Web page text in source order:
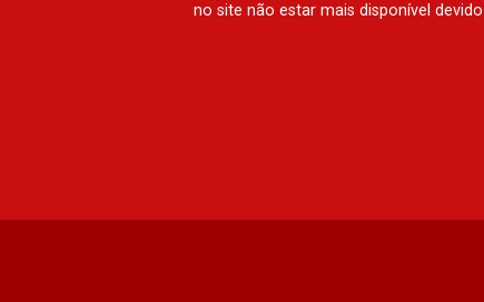
no site não estar mais disponível